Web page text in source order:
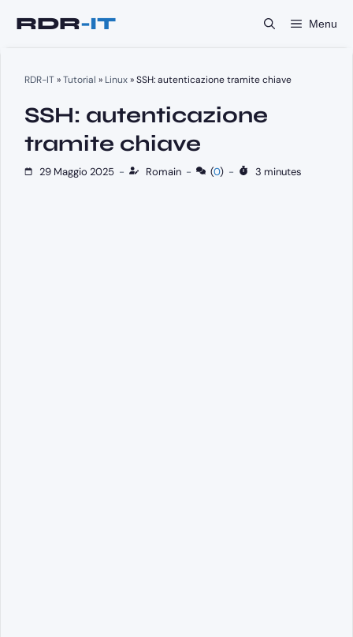
Menu
RDR-IT»Tutorial » Linux»SSH: autenticazione tramite chiave
SSH: autenticazione
tramite chiave
29 Maggio 2025 - Romain - (0) - 3 minutes